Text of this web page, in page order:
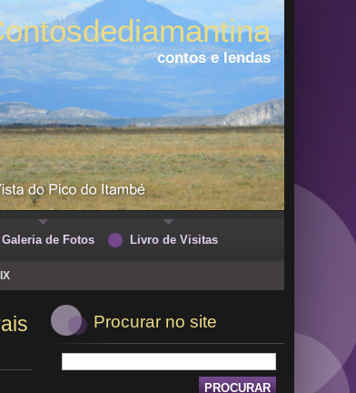
contos e lendas
Procurar no site
Galeria de Fotos Livro de Visitas